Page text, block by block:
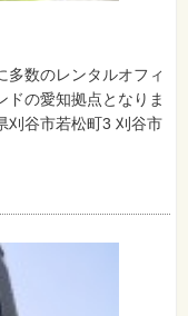
多数のレンタルオフィ
ドの愛知拠点となりま
刈谷市若松町3 刈谷市